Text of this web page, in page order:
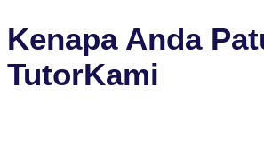
Kenapa Anda
TutorKami